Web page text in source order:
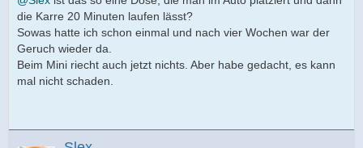
die Karre 20 Minuten laufen lässt?
Sowas hatte ich schon einmal und nach vier Wochen war der
Geruch wieder da.
Beim Mini riecht auch jetzt nichts. Aber habe gedacht, es kann
mal nicht schaden.